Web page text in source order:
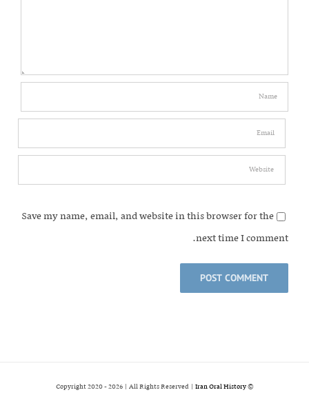
Save my name, email, and website in this browser for the
next time I comment.
© Copyright 2020 -
2026 | All Rights Reserved | Iran Oral History